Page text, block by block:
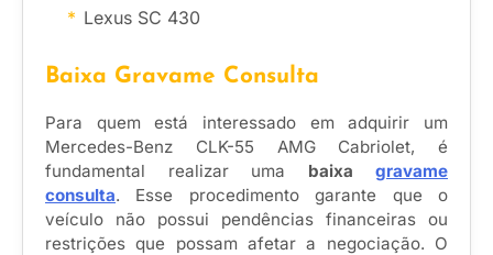
Lexus SC 430
Baixa Gravame Consulta
Para quem está interessado em adquirir um
Mercedes-Benz CLK-55 AMG Cabriolet, é
fundamental realizar uma baixa gravame
consulta. Esse procedimento garante que o
veículo não possui pendências financeiras ou
restrições que possam afetar a negociação. O